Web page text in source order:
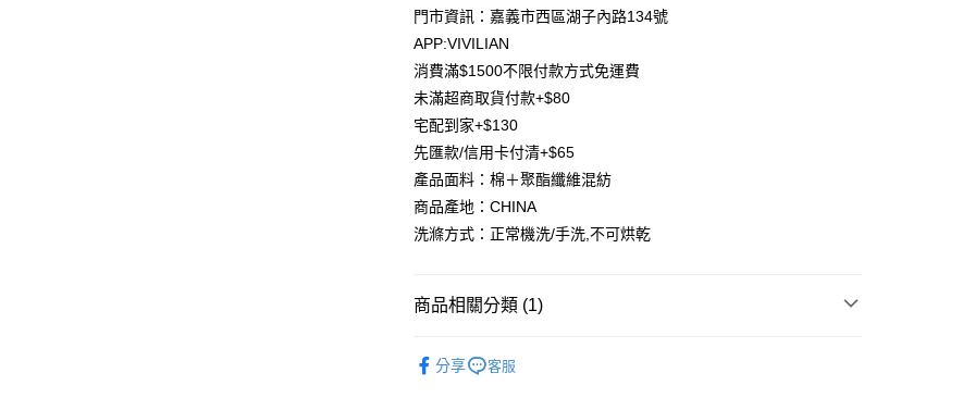
大哥付你分期
相關說明
1.本服務由台灣大哥大提供，台灣大哥大用戶可立即使用無須另外申請。
2.付款方式選擇「大哥付你分期」，訂單成立後會自動跳轉到大哥付的交易
流程，驗證手機門號後，選擇欲分期的期數、繳款截止日，確認付款後即
完成交易。
3.實際核准額度、可分期數及費用金額請依後續交易確認頁面所載為準。
4.訂單成立30分鐘內，如未前往確認交易或遇審核未通過，訂單將自動取
無法說明評估內容。
【繳款方式說明】
2.透過簡訊連結打開帳單後，可選擇「超商條碼／台灣大直營門市／銀行轉
帳／街口支付／iPASS MONEY」等通路繳費。
1.本服務係由「台灣大哥大股份有限公司」（以下簡稱本公司）所提供，讓
AFTEE先享後付
相關說明
【關於「AFTEE先享後付」】
便利好安心！
１．簡單：不需註冊會員、不需綁卡、不需儲值。
２．便利：只要手機號碼，簡訊認證，即可結帳。
３．安心：先確認商品／服務後，再付款。
付」結帳頁面，進行簡訊認證並確認金額後，即可完成結帳。
２．訂單成立數日內，您將收到繳費通知簡訊。
／ATM／網路銀行／等多元方式進行付款，方視為交易完成。
※ 請注意：結帳手續完成當下不需立刻繳費，但若您需要取消訂單，請聯
ATM付款
貨到付款
每筆NT$80，滿NT$1,500(含以上)免運費
7-11取貨付款
門市資訊：嘉義市西區湖子內路134號
APP:VIVILIAN
消費滿$1500不限付款方式免運費
未滿超商取貨付款+$80
宅配到家+$130
先匯款/信用卡付清+$65
產品面料：棉＋聚酯纖維混紡
商品產地：CHINA
洗滌方式：正常機洗/手洗,不可烘乾
商品相關分類 (1)
分享
客服